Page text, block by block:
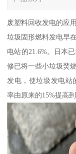
废塑料回收发电的应用
垃圾固形燃料发电早
电站的21.6%。日本
修已将一些小垃圾焚
发电，使垃圾发电站
率由原来的15%提高到